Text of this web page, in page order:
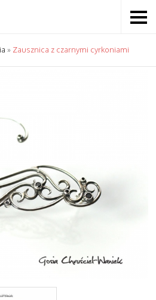
» Zausznica z czarnymi cyrkoniami